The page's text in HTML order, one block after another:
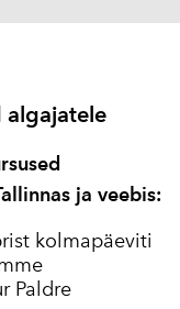
algajatele
ja veebis:
kolmapäeviti
Paldre